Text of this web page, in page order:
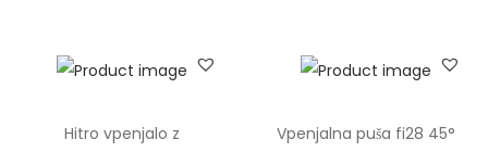
Hitro vpenjalo z
Vpenjalna puša fi28 45°